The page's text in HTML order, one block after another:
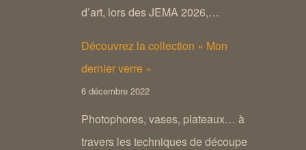
d’art, lors des JEMA 2026,…
Découvrez la collection « Mon
dernier verre »
6 décembre 2022
Photophores, vases, plateaux… à
travers les techniques de découpe